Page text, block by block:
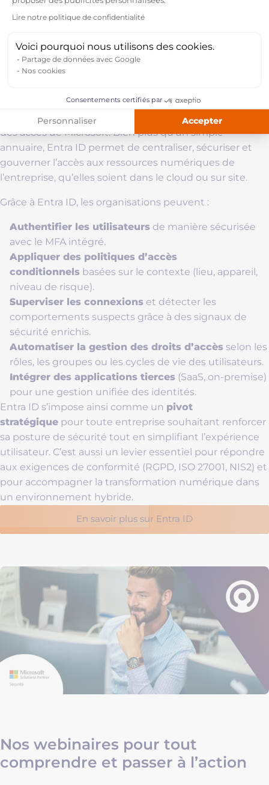
dehors des horaires de travail.
Ces règles s’appuient sur des signaux contextuels
équilibre entre sécurité et fluidité.
Entra ID : le socle de la gestion
Au cœur de la stratégie de sécurité de Microsoft 365 se
Entra ID, la solution de gestion des identités et
des accès de Microsoft. Bien plus qu’un simple
annuaire, Entra ID permet de centraliser, sécuriser et
gouverner l’accès aux ressources numériques de
l’entreprise, qu’elles soient dans le cloud ou sur site.
Grâce à Entra ID, les organisations peuvent :
Authentifier les utilisateurs de manière sécurisée
avec le MFA intégré.
Appliquer des politiques d’accès
conditionnels basées sur le contexte (lieu, appareil,
niveau de risque).
Superviser les connexions et détecter les
comportements suspects grâce à des signaux de
sécurité enrichis.
Automatiser la gestion des droits d’accès selon les
rôles, les groupes ou les cycles de vie des utilisateurs.
Intégrer des applications tierces (SaaS, on-premise)
pour une gestion unifiée des identités.
Entra ID s’impose ainsi comme un pivot
stratégique pour toute entreprise souhaitant renforcer
sa posture de sécurité tout en simplifiant l’expérience
utilisateur. C’est aussi un levier essentiel pour répondre
aux exigences de conformité (RGPD, ISO 27001, NIS2) et
pour accompagner la transformation numérique dans
un environnement hybride.
En savoir plus sur Entra ID
Nos webinaires pour tout
comprendre et passer à l’action
Lire notre politique de confidentialité
Voici pourquoi nous utilisons des cookies.
Partage de données avec Google
Nos cookies
Consentements certifiés par
Personnaliser Accepter
Axeptio consent